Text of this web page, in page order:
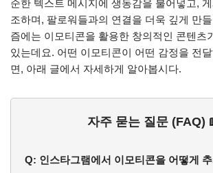
순한 텍스트 메시지에 생동감을 불어넣고,
조하며, 팔로워들과의 연결을 더욱 깊게 만
즘에는 이모티콘을 활용한 창의적인 콘텐츠
있는데요. 어떤 이모티콘이 어떤 감정을 전
면, 아래 글에서 자세하게 알아봅시다.
자주 묻는 질문 (FAQ)
Q: 인스타그램에서 이모티콘을 어떻게